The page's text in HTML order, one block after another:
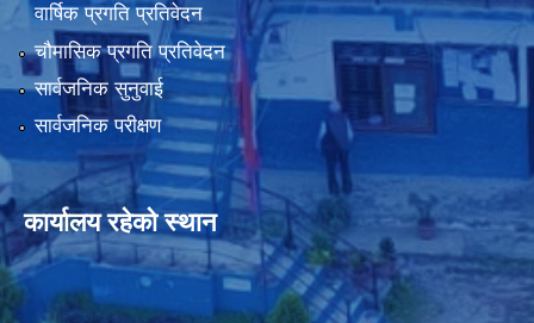
वार्षिक प्रगति प्रतिवेदन
चौमासिक प्रगति प्रतिवेदन
सार्वजनिक सुनुवाई
सार्वजनिक परीक्षण
कार्यालय रहेको स्थान